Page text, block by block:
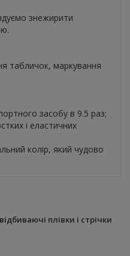
знежирити
табличок, маркування
засобу в 9.5 раз;
і еластичних
колір, який чудово
плівки і стрічки